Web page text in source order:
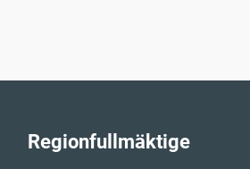
Regionfullmäktige